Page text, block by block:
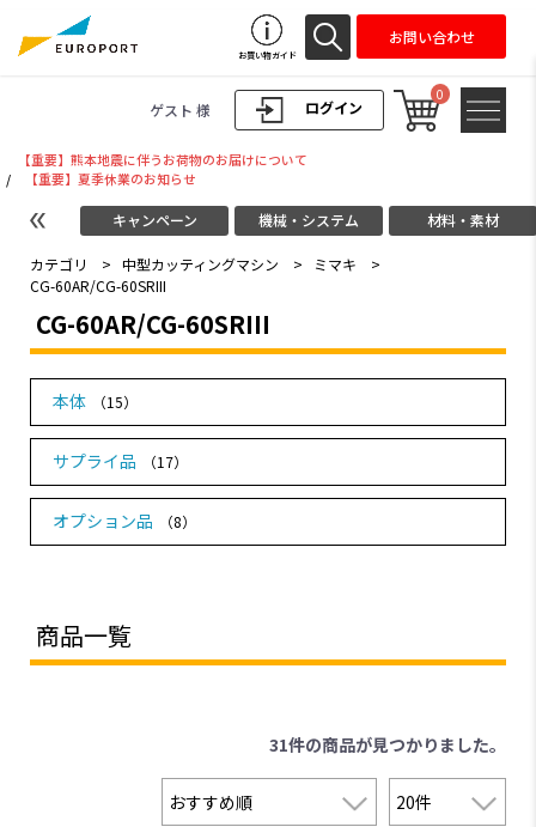
ログイン
ゲスト 様
0
お買い物ガイド
お問い合わせ
【重要】熊本地震に伴うお荷物のお届けについて
/
【重要】夏季休業のお知らせ
キャンペーン 機械・システム 材料・素材
カテゴリ > 中型カッティングマシン > ミマキ
>
CG-60AR/CG-60SRIII
CG-60AR/CG-60SRIII
本体 （15）
サプライ品 （17）
オプション品 （8）
商品一覧
31件の商品が見つかりました。